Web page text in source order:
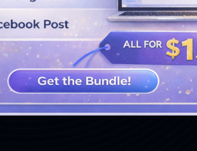
VOIR PLUS DE CONCEPTIONS